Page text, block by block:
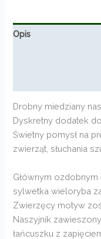
Opis
Drobny miedziany
Dyskretny dodatek
Świetny pomysł na
zwierząt, słuchania
Głównym
sylwetka wieloryba
Zwierzęcy motyw
Naszyjnik
łańcuszku z